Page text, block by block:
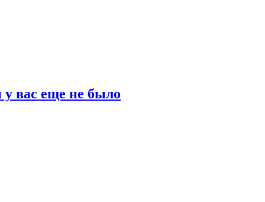
у вас еще не было